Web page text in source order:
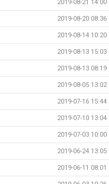
2019-08-21 14:00
2019-08-20 08:36
2019-08-14 10:20
2019-08-13 15:03
2019-08-13 08:19
2019-08-05 13:02
2019-07-16 15:44
2019-07-10 13:04
2019-07-03 10:00
2019-06-24 13:05
2019-06-11 08:01